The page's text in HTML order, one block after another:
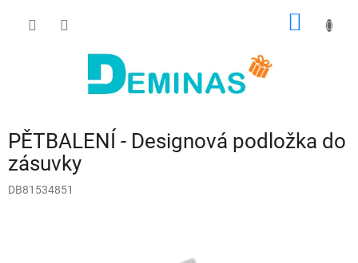
PĚTBALENÍ - Designová podložka do
zásuvky
DB81534851